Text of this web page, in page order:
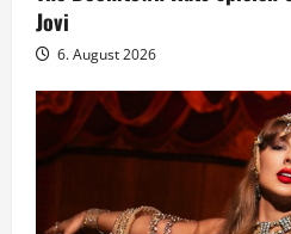
Jovi
6. August 2026